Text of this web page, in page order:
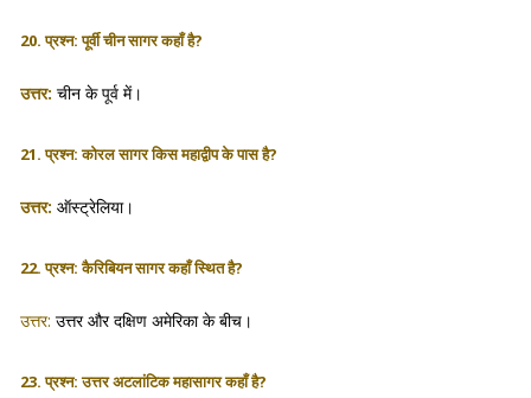
20. प्रश्न: पूर्वी चीन सागर कहाँ है?
उत्तर: चीन के पूर्व में।
21. प्रश्न: कोरल सागर किस महाद्वीप के पास है?
उत्तर: ऑस्ट्रेलिया।
22. प्रश्न: कैरिबियन सागर कहाँ स्थित है?
उत्तर: उत्तर और दक्षिण अमेरिका के बीच।
23. प्रश्न: उत्तर अटलांटिक महासागर कहाँ है?